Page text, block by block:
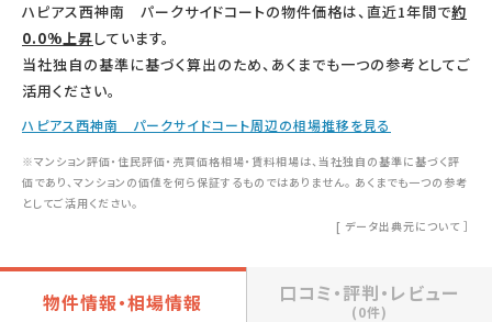
ハピアス西神南 パークサイドコートの物件価格は、直近1年間で約
0.0%上昇しています。
当社独自の基準に基づく算出のため、あくまでも一つの参考としてご
活用ください。
ハピアス西神南 パークサイドコート周辺の相場推移を見る
※マンション評価・住民評価・売買価格相場・賃料相場は、当社独自の基準に基づく評
価であり、マンションの価値を何ら保証するものではありません。 あくまでも一つの参考
としてご活用ください。
[ データ出典元について ］
物件情報・相場情報 口コミ・評判・レビュー
(0件)